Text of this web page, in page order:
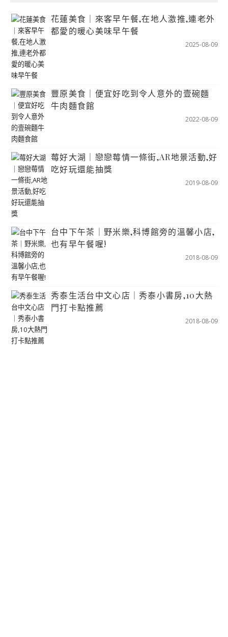
花蓮美食｜來客早午餐,在地人激推,連老外
都愛的暖心美味早午餐
2025-08-09
豐原美食｜便宜好吃到令人意外的壹碗麵
牛肉麵食館
2022-08-09
莓好大湖｜戀戀莓情一條街,AR地景活動,好
吃好玩還能抽獎
2019-08-09
台中下午茶｜野米樂,科博館旁的溫馨小店,
也有早午餐喔!
2018-08-09
秀泰生活台中文心店｜秀泰小書房,10大熱
門打卡點推薦
2018-08-09